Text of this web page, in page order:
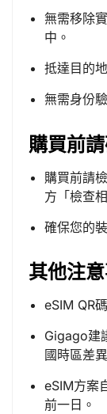
無需移除
中。
抵達目的
無需身份
購買前請
購買前請
方「檢查
確保您的
其他注意
eSIM QR
Gigago建
國時區差
eSIM方案
前一日。